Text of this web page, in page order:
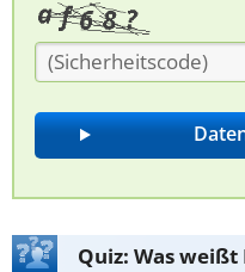
Quiz: Was